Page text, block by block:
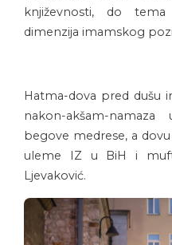
književnosti, do
dimenzija imamskog
Hatma-dova pred dušu
nakon-akšam-
begove medrese, a
uleme IZ u BiH i
Ljevaković.